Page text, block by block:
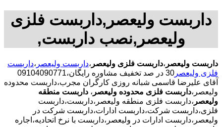
داربست ولیعصر,داربست فلزی
ولیعصر,نصب داربست,
داربست ولیعصر ،داربست فلزی ولیعصر ،داربست ولیعصر ،داربست
فلزی ولیعصر
30 در صد تخفیف مشاوره رایگان،09104090771
آقای علیرضا قاسمی شبانه روزی کارگران مجرب،داربست محدوده
ولیعصر،داربست فلزی محدوده ولیعصر ، داربست منطقه
ولیعصر ،داربست فلزی منطقه ولیعصر،داربست،داربست
فلزی،داربست شرکت،داربست ادارات،داربست شرکت در
ولیعصر،داربست ادارات در ولیعصر،داربست با نرخ اتحادیه،اجاره